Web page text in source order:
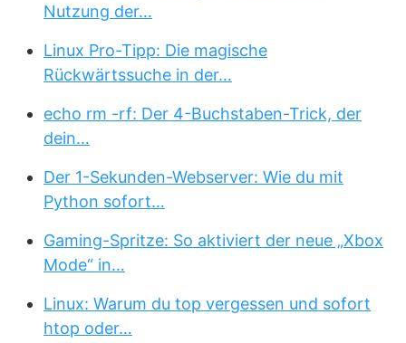
Nutzung der…
Linux Pro-Tipp: Die magische
Rückwärtssuche in der…
echo rm -rf: Der 4-Buchstaben-Trick, der
dein…
Der 1-Sekunden-Webserver: Wie du mit
Python sofort…
Gaming-Spritze: So aktiviert der neue „Xbox
Mode“ in…
Linux: Warum du top vergessen und sofort
htop oder…